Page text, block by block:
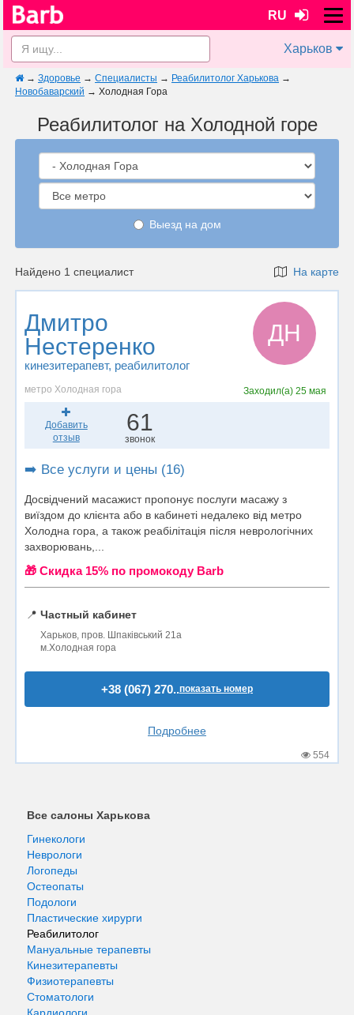
RU
Харьков
→ Здоровье → Специалисты → Реабилитолог Харькова →
Новобаварский → Холодная Гора
Реабилитолог на Холодной горе
Выезд на дом
Найдено 1 специалист На карте
Дмитро
Нестеренко
кинезитерапевт, реабилитолог
ДН
метро Холодная гора Заходил(а) 25 мая
Добавить
отзыв
61
звонок
➡️ Все услуги и цены (16)
Досвідчений масажист пропонує послуги масажу з
виїздом до клієнта або в кабинеті недалеко від метро
Холодна гора, а також реабілітація після неврологічних
захворювань,...
🎁 Cкидка 15% по промокоду Barb
📍 Частный кабинет
Харьков, пров. Шпаківський 21а
м.Холодная гора
+38 (067) 270..показать номер
Подробнее
554
Все салоны Харькова
Гинекологи
Неврологи
Логопеды
Остеопаты
Подологи
Пластические хирурги
Реабилитолог
Мануальные терапевты
Кинезитерапевты
Физиотерапевты
Стоматологи